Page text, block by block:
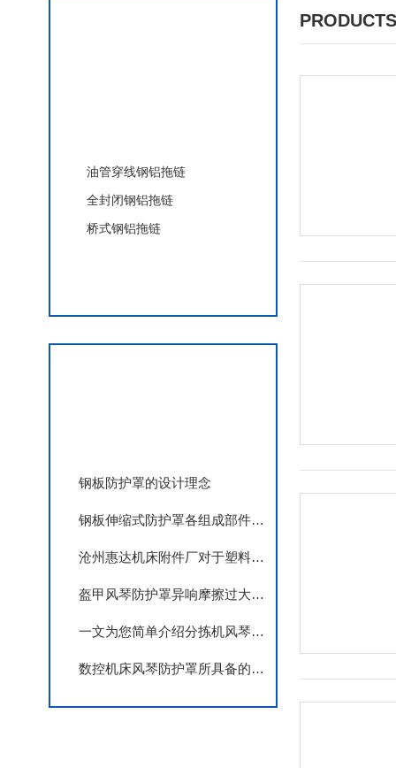
油管穿线钢铝拖链
全封闭钢铝拖链
桥式钢铝拖链
钢板防护罩的设计理念
钢板伸缩式防护罩各组成部件的功能特点分享
沧州惠达机床附件厂对于塑料拖链和风琴护罩的特点及用用条件
盔甲风琴防护罩异响摩擦过大调试与故障处理
一文为您简单介绍分拣机风琴防护罩的相关知识
数控机床风琴防护罩所具备的特点介绍